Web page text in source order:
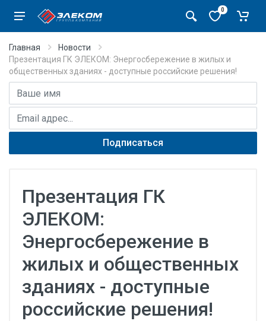
0
Главная
Новости
Презентация ГК ЭЛЕКОМ: Энергосбережение в жилых и
общественных зданиях - доступные российские решения!
Имя
E-mail адрес
Подписаться
Презентация ГК
ЭЛЕКОМ:
Энергосбережение в
жилых и общественных
зданиях - доступные
российские решения!